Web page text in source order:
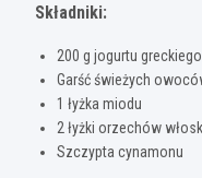
Składniki:
200 g jogurtu
Garść świeżych
1 łyżka miodu
2 łyżki orzechów
Szczypta cynamonu